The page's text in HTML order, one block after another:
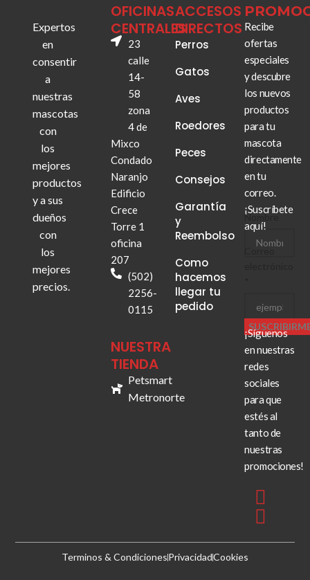
Expertos
en
consentir
a
nuestras
mascotas
con
los
mejores
productos
y a sus
dueños
con
los
mejores
precios.
OFICINAS
CENTRALES
23
calle
14-
58
zona
4 de
Mixco
Condado
Naranjo
Edificio
Crece
Torre 1
oficina
207
(502)
2256-
0115
NUESTRA
TIENDA
Petsmart
Metronorte
ACCESOS
DIRECTOS
Perros
Gatos
Aves
Roedores
Peces
Consejos
Garantía
y
Reembolso
Como
hacemos
llegar tu
pedido
Recibe
ofertas
especiales
y descubre
los nuevos
productos
para tu
mascota
directamente
en tu
correo.
¡Suscríbete
aquí!
Nombre
¡Síguenos
en nuestras
redes
sociales
para que
estés al
tanto de
nuestras
promociones!
Terminos & CondicionesPrivacidadCookies